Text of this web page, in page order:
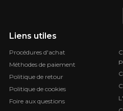
Liens utiles
Procédures d'achat
Méthodes de paiement
Politique de retour
Politique de cookies
Foire aux questions